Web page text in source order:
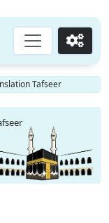
Go
Tafseer